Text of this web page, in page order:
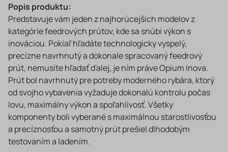
Popis produktu:
Predstavuje vám jeden z najhorúcejších modelov z
kategórie feedrových prútov, kde sa snúbi výkon s
inováciou. Pokiaľ hľadáte technologicky vyspelý,
precízne navrhnutý a dokonale spracovaný feedrový
prút, nemusíte hľadať ďalej, je ním práve Opium Inova.
Prút bol navrhnutý pre potreby moderného rybára, ktorý
od svojho vybavenia vyžaduje dokonalú kontrolu počas
lovu, maximálny výkon a spoľahlivosť. Všetky
komponenty boli vyberané s maximálnou starostlivosťou
a precíznosťou a samotný prút prešiel dlhodobým
testovaním a ladením.